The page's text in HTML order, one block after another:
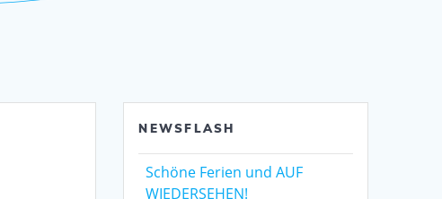
NEWSFLASH
Schöne Ferien und AUF
WIEDERSEHEN!